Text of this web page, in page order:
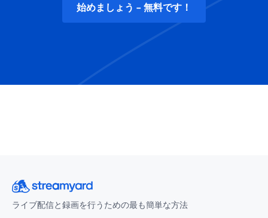
始めましょう - 無料です！
ライブ配信と録画を行うための最も簡単な方法